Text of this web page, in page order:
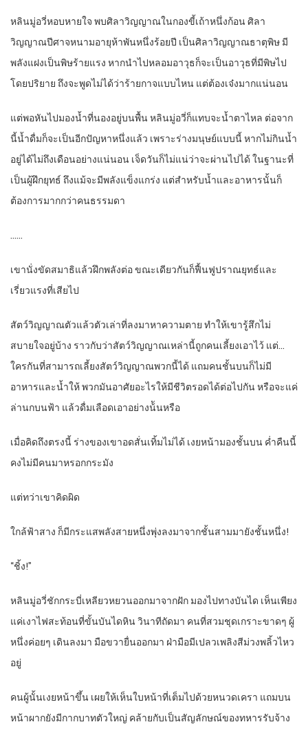
หลินมู่อวี่หอบหายใจ พบศิลาวิญญาณในกองขี้เถ้าหนึ่งก้อน ศิลา
วิญญาณปีศาจหนามอายุห้าพันหนึ่งร้อยปี เป็นศิลาวิญญาณธาตุพิษ มี
พลังแฝงเป็นพิษร้ายแรง หากนำไปหลอมอาวุธก็จะเป็นอาวุธที่มีพิษไป
โดยปริยาย ถึงจะพูดไม่ได้ว่าร้ายกาจแบบไหน แต่ต้องเจ๋งมากแน่นอน
แต่พอหันไปมองน้ำที่นองอยู่บนพื้น หลินมู่อวี่ก็แทบจะน้ำตาไหล ต่อจาก
นี้น้ำดื่มก็จะเป็นอีกปัญหาหนึ่งแล้ว เพราะร่างมนุษย์แบบนี้ หากไม่กินน้ำ
อยู่ได้ไม่ถึงเดือนอย่างแน่นอน เจ็ดวันก็ไม่แน่ว่าจะผ่านไปได้ ในฐานะที่
เป็นผู้ฝึกยุทธ์ ถึงแม้จะมีพลังแข็งแกร่ง แต่สำหรับน้ำและอาหารนั้นก็
ต้องการมากกว่าคนธรรมดา
……
เขานั่งขัดสมาธิแล้วฝึกพลังต่อ ขณะเดียวกันก็ฟื้นฟูปราณยุทธ์และ
เรี่ยวแรงที่เสียไป
สัตว์วิญญาณตัวแล้วตัวเล่าที่ลงมาหาความตาย ทำให้เขารู้สึกไม่
สบายใจอยู่บ้าง ราวกับว่าสัตว์วิญญาณเหล่านี้ถูกคนเลี้ยงเอาไว้ แต่…
ใครกันที่สามารถเลี้ยงสัตว์วิญญาณพวกนี้ได้ แถมคนชั้นบนก็ไม่มี
อาหารและน้ำให้ พวกมันอาศัยอะไรให้มีชีวิตรอดได้ต่อไปกัน หรือจะแค่
ล่านกบนฟ้า แล้วดื่มเลือดเอาอย่างน้ันหรือ
เมื่อคิดถึงตรงนี้ ร่างของเขาอดสั่นเทิ้มไม่ได้ เงยหน้ามองชั้นบน ค่ำคืนนี้
คงไม่มีคนมาหรอกกระมัง
แต่ทว่าเขาคิดผิด
ใกล้ฟ้าสาง ก็มีกระแสพลังสายหนึ่งพุ่งลงมาจากชั้นสามมายังชั้นหนึ่ง!
“ชิ้ง!”
หลินมู่อวี่ชักกระบี่เหลียวหยวนออกมาจากฝัก มองไปทางบันได เห็นเพียง
แค่เงาไฟสะท้อนที่ขั้นบันไดหิน วินาทีถัดมา คนที่สวมชุดเกราะขาดๆ ผู้
หนึ่งค่อยๆ เดินลงมา มือขวายื่นออกมา ฝ่ามือมีเปลวเพลิงสีม่วงพลิ้วไหว
อยู่
คนผู้นั้นเงยหน้าขึ้น เผยให้เห็นใบหน้าที่เต็มไปด้วยหนวดเครา แถมบน
หน้าผากยังมีกากบาทตัวใหญ่ คล้ายกับเป็นสัญลักษณ์ของทหารรับจ้าง